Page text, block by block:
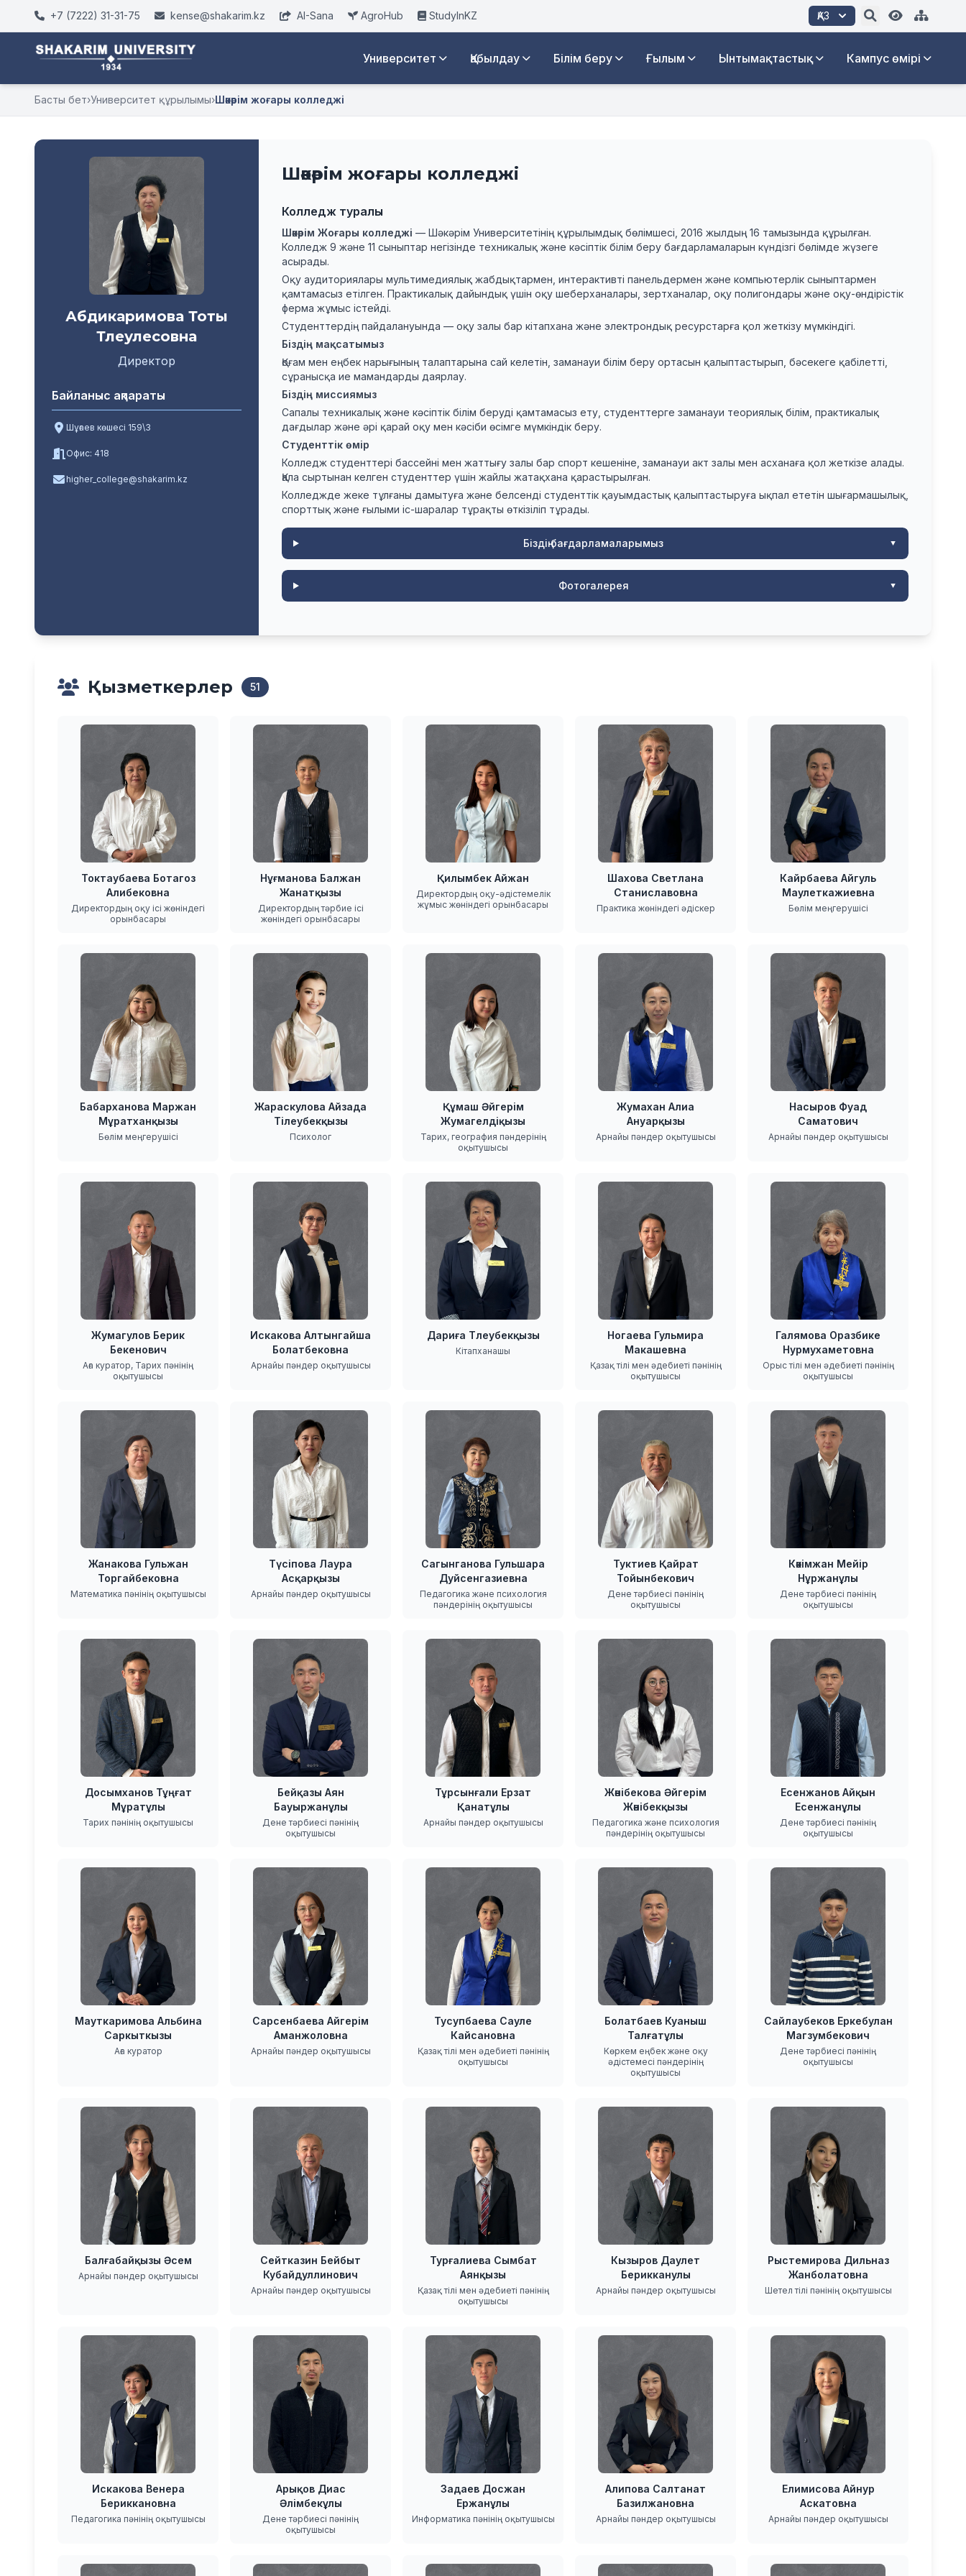
+7 (7222) 31-31-75 kense@shakarim.kz AI-Sana AgroHub StudyInKZ ҚАЗ
Университет Қабылдау Білім беру Ғылым Ынтымақтастық Кампус өмірі
Басты бет›Университет құрылымы›Шәкәрім жоғары колледжі
Абдикаримова Тоты
Тлеулесовна
Директор
Байланыс ақпараты
Шұғаев көшесі 159\3
Офис: 418
higher_college@shakarim.kz
Шәкәрім жоғары колледжі
Колледж туралы
Шәкәрім Жоғары колледжі — Шәкәрім Университетінің құрылымдық бөлімшесі, 2016 жылдың 16 тамызында құрылған.
Колледж 9 және 11 сыныптар негізінде техникалық және кәсіптік білім беру бағдарламаларын күндізгі бөлімде жүзеге
асырады.
Оқу аудиториялары мультимедиялық жабдықтармен, интерактивті панельдермен және компьютерлік сыныптармен
қамтамасыз етілген. Практикалық дайындық үшін оқу шеберханалары, зертханалар, оқу полигондары және оқу-өндірістік
ферма жұмыс істейді.
Студенттердің пайдалануында — оқу залы бар кітапхана және электрондық ресурстарға қол жеткізу мүмкіндігі.
Біздің мақсатымыз
Қоғам мен еңбек нарығының талаптарына сай келетін, заманауи білім беру ортасын қалыптастырып, бәсекеге қабілетті,
сұранысқа ие мамандарды даярлау.
Біздің миссиямыз
Сапалы техникалық және кәсіптік білім беруді қамтамасыз ету, студенттерге заманауи теориялық білім, практикалық
дағдылар және әрі қарай оқу мен кәсіби өсімге мүмкіндік беру.
Студенттік өмір
Колледж студенттері бассейні мен жаттығу залы бар спорт кешеніне, заманауи акт залы мен асханаға қол жеткізе алады.
Қала сыртынан келген студенттер үшін жайлы жатақхана қарастырылған.
Колледжде жеке тұлғаны дамытуға және белсенді студенттік қауымдастық қалыптастыруға ықпал ететін шығармашылық,
спорттық және ғылыми іс-шаралар тұрақты өткізіліп тұрады.
Біздің бағдарламаларымыз
Фотогалерея
Қызметкерлер 51
Токтаубаева Ботагоз
Алибековна
Директордың оқу ісі жөніндегі
орынбасары
Нұғманова Балжан
Жанатқызы
Директордың тәрбие ісі
жөніндегі орынбасары
Қилымбек Айжан
Директордың оқу-әдістемелік
жұмыс жөніндегі орынбасары
Шахова Светлана
Станиславовна
Практика жөніндегі әдіскер
Кайрбаева Айгуль
Маулеткажиевна
Бөлім меңгерушісі
Бабарханова Маржан
Мұратханқызы
Бөлім меңгерушісі
Жараскулова Айзада
Тілеубекқызы
Психолог
Құмаш Әйгерім
Жумагелдіқызы
Тарих, география пәндерінің
оқытушысы
Жумахан Алиа
Ануарқызы
Арнайы пәндер оқытушысы
Насыров Фуад
Саматович
Арнайы пәндер оқытушысы
Жумагулов Берик
Бекенович
Аға куратор, Тарих пәнінің
оқытушысы
Искакова Алтынгайша
Болатбековна
Арнайы пәндер оқытушысы
Дариға Тлеубекқызы
Кітапханашы
Ногаева Гульмира
Макашевна
Қазақ тілі мен әдебиеті пәнінің
оқытушысы
Галямова Оразбике
Нурмухаметовна
Орыс тілі мен әдебиеті пәнінің
оқытушысы
Жанакова Гульжан
Торгайбековна
Математика пәнінің оқытушысы
Түсіпова Лаура
Асқарқызы
Арнайы пәндер оқытушысы
Сагынганова Гульшара
Дуйсенгазиевна
Педагогика және психология
пәндерінің оқытушысы
Туктиев Қайрат
Тойынбекович
Дене тәрбиесі пәнінің
оқытушысы
Кәкімжан Мейір
Нұржанұлы
Дене тәрбиесі пәнінің
оқытушысы
Досымханов Тұңғат
Мұратұлы
Тарих пәнінің оқытушысы
Бейқазы Аян
Бауыржанұлы
Дене тәрбиесі пәнінің
оқытушысы
Тұрсынғали Ерзат
Қанатұлы
Арнайы пәндер оқытушысы
Жәнібекова Әйгерім
Жәнібекқызы
Педагогика және психология
пәндерінің оқытушысы
Есенжанов Айқын
Есенжанұлы
Дене тәрбиесі пәнінің
оқытушысы
Мауткаримова Альбина
Саркыткызы
Аға куратор
Сарсенбаева Айгерім
Аманжоловна
Арнайы пәндер оқытушысы
Тусупбаева Сауле
Кайсановна
Қазақ тілі мен әдебиеті пәнінің
оқытушысы
Болатбаев Куаныш
Талғатұлы
Көркем еңбек және оқу
әдістемесі пәндерінің
оқытушысы
Сайлаубеков Еркебулан
Магзумбекович
Дене тәрбиесі пәнінің
оқытушысы
Балғабайқызы Әсем
Арнайы пәндер оқытушысы
Сейтказин Бейбыт
Кубайдуллинович
Арнайы пәндер оқытушысы
Турғалиева Сымбат
Аянқызы
Қазақ тілі мен әдебиеті пәнінің
оқытушысы
Кызыров Даулет
Берикканулы
Арнайы пәндер оқытушысы
Рыстемирова Дильназ
Жанболатовна
Шетел тілі пәнінің оқытушысы
Искакова Венера
Бериккановна
Педагогика пәнінің оқытушысы
Арықов Диас
Әлімбекұлы
Дене тәрбиесі пәнінің
оқытушысы
Задаев Досжан
Ержанұлы
Информатика пәнінің оқытушысы
Алипова Салтанат
Базилжановна
Арнайы пәндер оқытушысы
Елимисова Айнур
Аскатовна
Арнайы пәндер оқытушысы